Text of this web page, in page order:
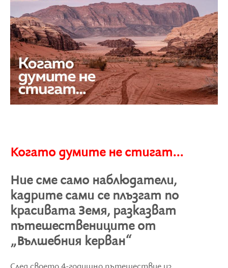
Когато думите не стигат...
Ние сме само наблюдатели,
кaдрите сами се плъзгат по
красивата Земя, разказват
пътешествениците от
„Вълшебния керван“